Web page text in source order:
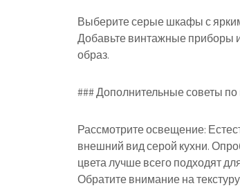
Выберите серые шкафы с
Добавьте винтажные приборы
образ.
### Дополнительные советы
Рассмотрите освещение:
внешний вид серой кухни.
цвета лучше всего подходят
Обратите внимание на